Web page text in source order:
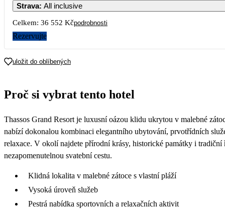
Strava: All inclusive
Celkem: 36 552 Kčpodrobnosti
Rezervujte
uložit do oblíbených
Proč si vybrat tento hotel
Thassos Grand Resort je luxusní oázou klidu ukrytou v malebné
nabízí dokonalou kombinaci elegantního ubytování, prvotřídních
relaxace. V okolí najdete přírodní krásy, historické památky i
nezapomenutelnou svatební cestu.
Klidná lokalita v malebné zátoce s vlastní pláží
Vysoká úroveň služeb
Pestrá nabídka sportovních a relaxačních aktivit